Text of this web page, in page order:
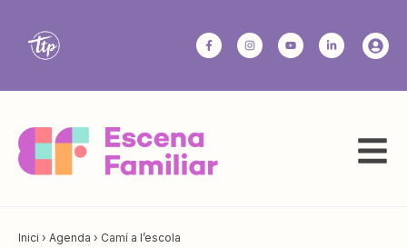
Inici › Agenda › Camí a l’escola